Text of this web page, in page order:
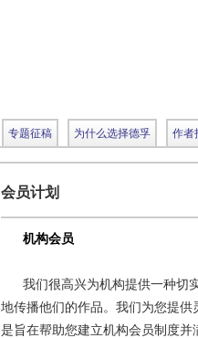
专题征稿 为什么选择德孚 作者
会员计划
机构会员
我们很高兴为机构提供一种切
地传播他们的作品。我们为您提
是旨在帮助您建立机构会员制度并